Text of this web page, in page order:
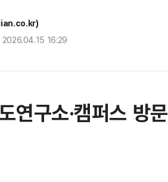
2026.04.15 16:29
연구소·캠퍼스